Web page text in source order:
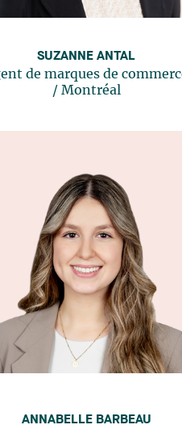
SUZANNE ANTAL
de marques de
/ Montréal
ANNABELLE BARBEAU